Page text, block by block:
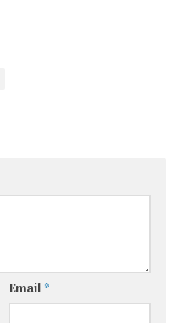
Email *